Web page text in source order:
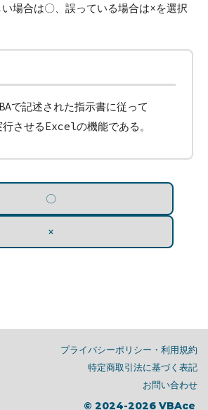
場合は〇、誤っている場合は×を選択
で記述された指示書に従って
させるExcelの機能である。
プライバシーポリシー・利用規約
特定商取引法に基づく表記
お問い合わせ
© 2024-2026 VBAce